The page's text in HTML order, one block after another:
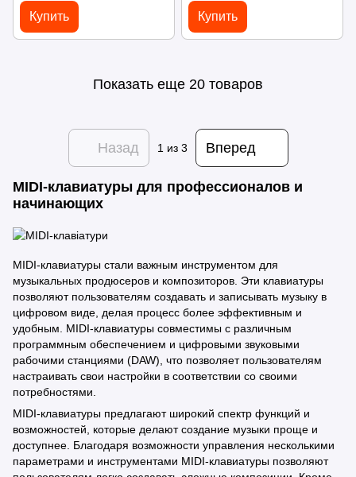
Купить Купить
Показать еще 20 товаров
Назад 1из 3 Вперед
MIDI-клавиатуры для профессионалов и
начинающих
MIDI-клавиатуры стали важным инструментом для
музыкальных продюсеров и композиторов. Эти клавиатуры
позволяют пользователям создавать и записывать музыку в
цифровом виде, делая процесс более эффективным и
удобным. MIDI-клавиатуры совместимы с различным
программным обеспечением и цифровыми звуковыми
рабочими станциями (DAW), что позволяет пользователям
настраивать свои настройки в соответствии со своими
потребностями.
MIDI-клавиатуры предлагают широкий спектр функций и
возможностей, которые делают создание музыки проще и
доступнее. Благодаря возможности управления несколькими
параметрами и инструментами MIDI-клавиатуры позволяют